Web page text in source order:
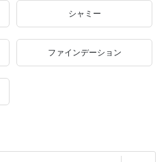
シャミー
ファインデーション